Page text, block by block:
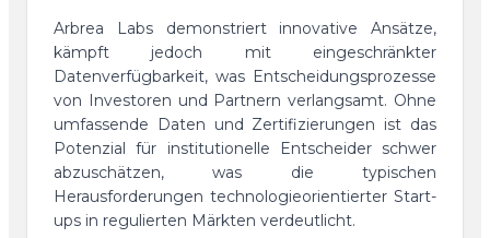
Arbrea Labs demonstriert innovative Ansätze,
kämpft jedoch mit eingeschränkter
Datenverfügbarkeit, was Entscheidungsprozesse
von Investoren und Partnern verlangsamt. Ohne
umfassende Daten und Zertifizierungen ist das
Potenzial für institutionelle Entscheider schwer
abzuschätzen, was die typischen
Herausforderungen technologieorientierter Start-
ups in regulierten Märkten verdeutlicht.